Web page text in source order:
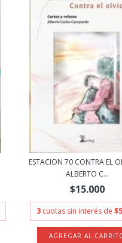
ESTACION 70 CONTRA EL
ALBERTO C...
$15.000
3 cuotas sin interés de